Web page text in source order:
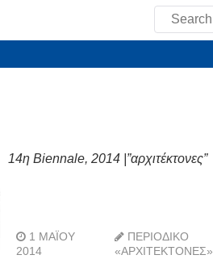
Search
for:
14η Biennale, 2014 |”αρχιτέκτονες”
1 ΜΑΪ́ΟΥ
2014
ΠΕΡΙΟΔΙΚΌ
«ΑΡΧΙΤΈΚΤΟΝΕΣ»